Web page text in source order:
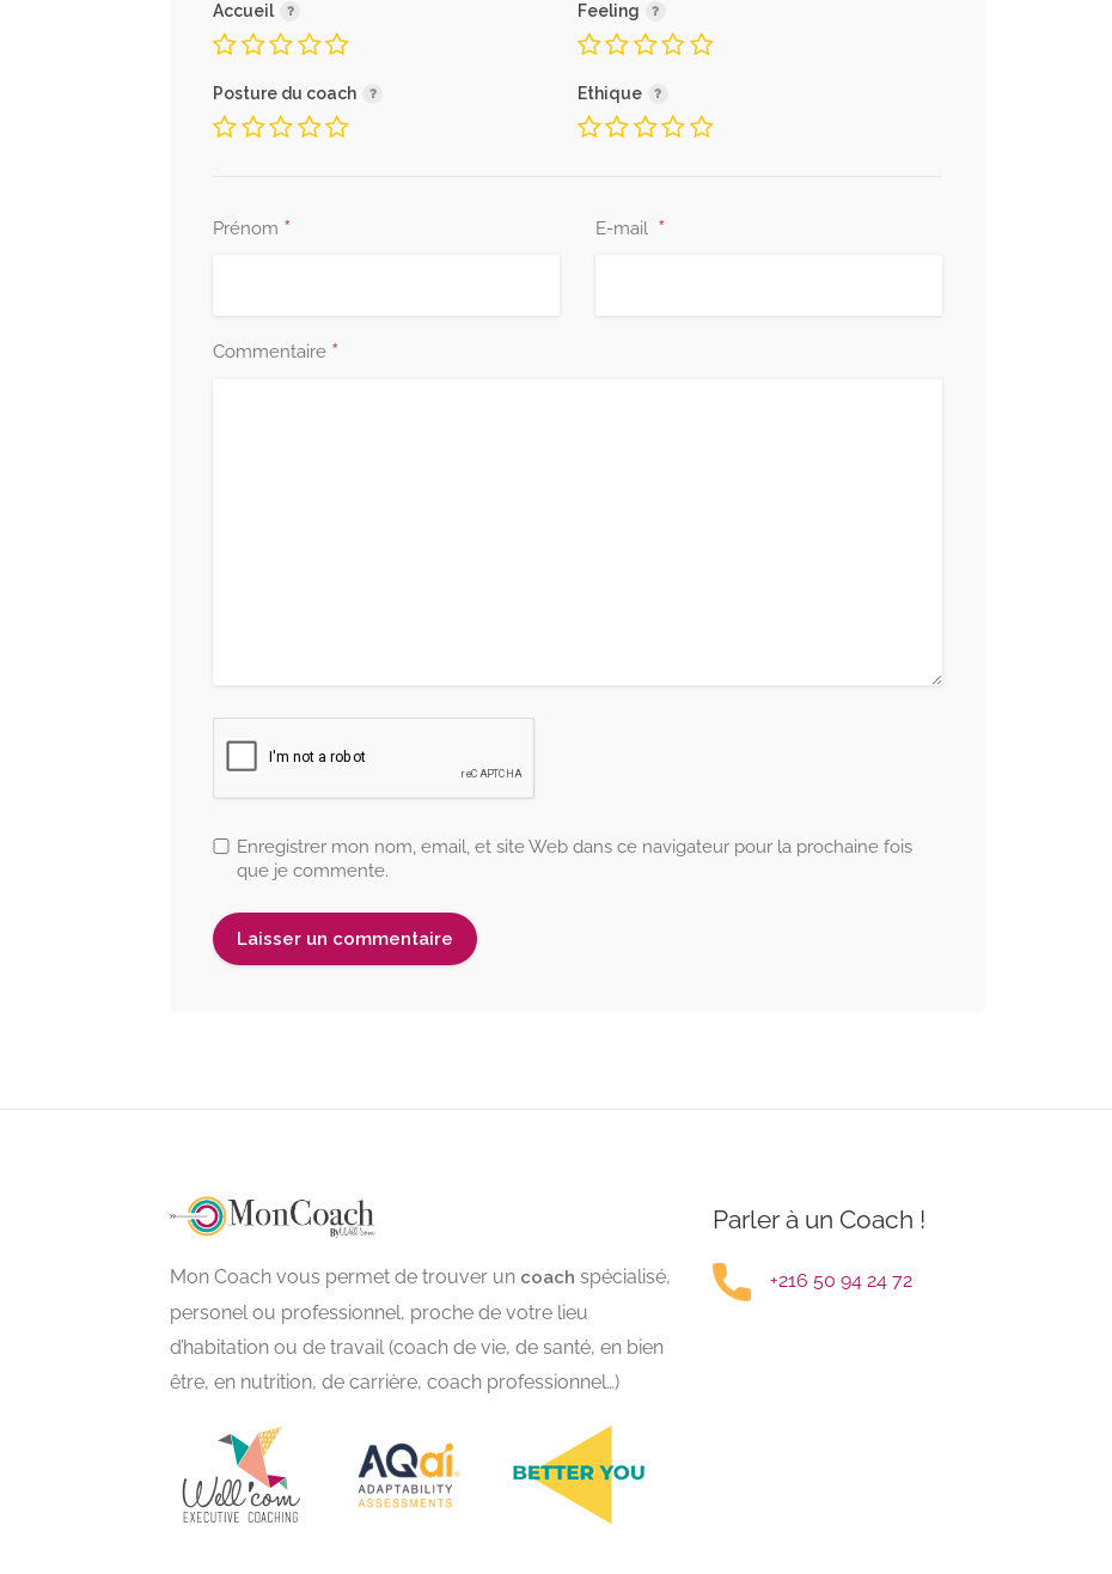
Accueil Feeling
Posture du coach Ethique
Prénom * E-mail *
Commentaire *
Enregistrer mon nom, email, et site Web dans ce navigateur pour la prochaine fois
que je commente.
Mon Coach vous permet de trouver un coach spécialisé,
personel ou professionnel, proche de votre lieu
d’habitation ou de travail (coach de vie, de santé, en bien
être, en nutrition, de carrière, coach professionnel…)
Parler à un Coach !
+216 50 94 24 72